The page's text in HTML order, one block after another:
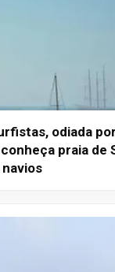
odiada por
praia de